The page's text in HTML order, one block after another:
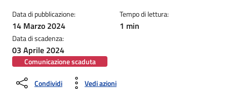
Data di pubblicazione:
14 Marzo 2024
Data di scadenza:
03 Aprile 2024
Comunicazione scaduta
Tempo di lettura:
1 min
Condividi Vedi azioni